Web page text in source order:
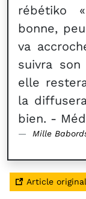
rébétiko
bonne,
va
suivra
elle
la
bien. -
Mille
Article